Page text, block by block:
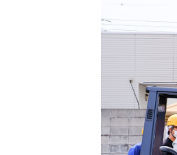
宿泊施設のご案内